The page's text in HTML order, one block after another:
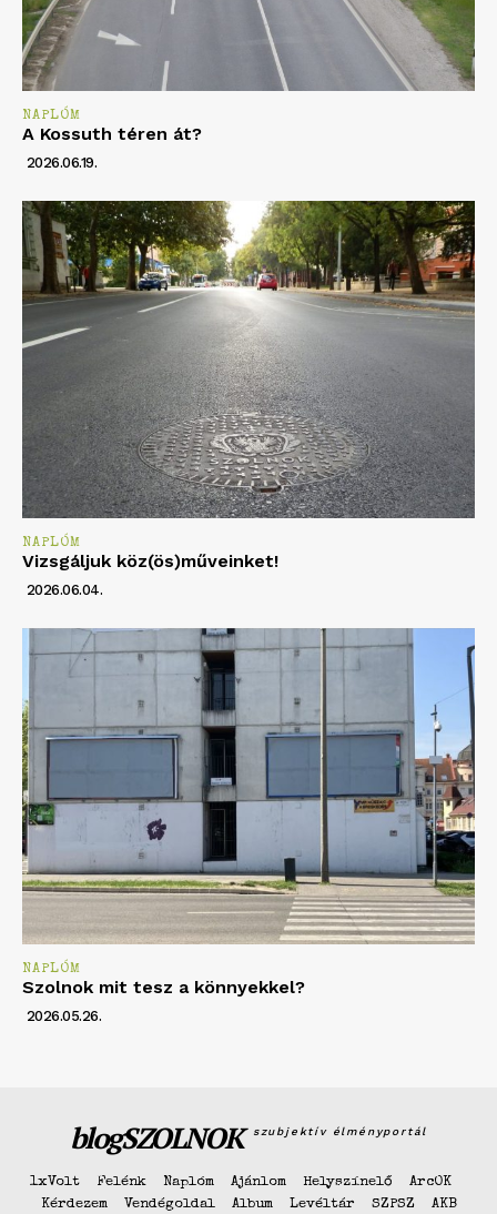
NAPLÓM
A Kossuth téren át?
2026.06.19.
NAPLÓM
Vizsgáljuk köz(ös)műveinket!
2026.06.04.
NAPLÓM
Szolnok mit tesz a könnyekkel?
2026.05.26.
blogSZOLNOK szubjektív élményportál
1xVolt Felénk Naplóm Ajánlom Helyszínelő
ArcOK
Kérdezem
Vendégoldal Album Levéltár SZPSZ AKB